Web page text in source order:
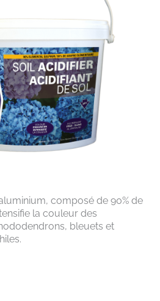
composé de 90% de
la couleur des
bleuets et